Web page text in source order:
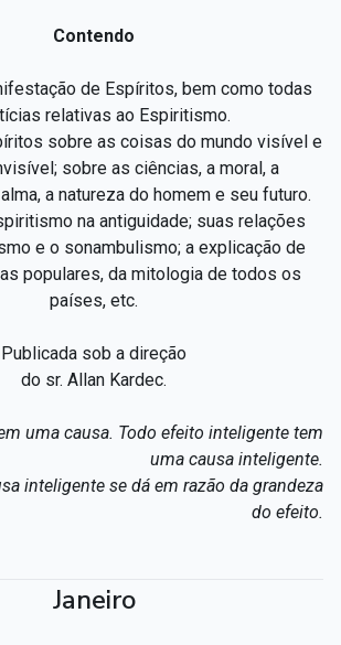
Contendo
de Espíritos, bem como todas
relativas ao Espiritismo.
sobre as coisas do mundo visível e
sobre as ciências, a moral, a
a natureza do homem e seu futuro.
na antiguidade; suas relações
e o sonambulismo; a explicação de
populares, da mitologia de todos os
países, etc.
Publicada sob a direção
do sr. Allan Kardec.
uma causa. Todo efeito inteligente tem
uma causa inteligente.
inteligente se dá em razão da grandeza
do efeito.
Janeiro